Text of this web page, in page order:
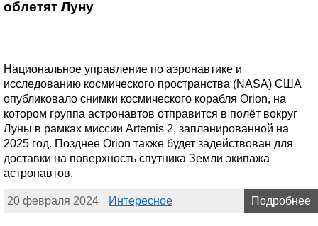
облетят Луну
Национальное управление по аэронавтике и
исследованию космического пространства (NASA) США
опубликовало снимки космического корабля Orion, на
котором группа астронавтов отправится в полёт вокруг
Луны в рамках миссии Artemis 2, запланированной на
2025 год. Позднее Orion также будет задействован для
доставки на поверхность спутника Земли экипажа
астронавтов.
20 февраля 2024 Интересное Подробнее